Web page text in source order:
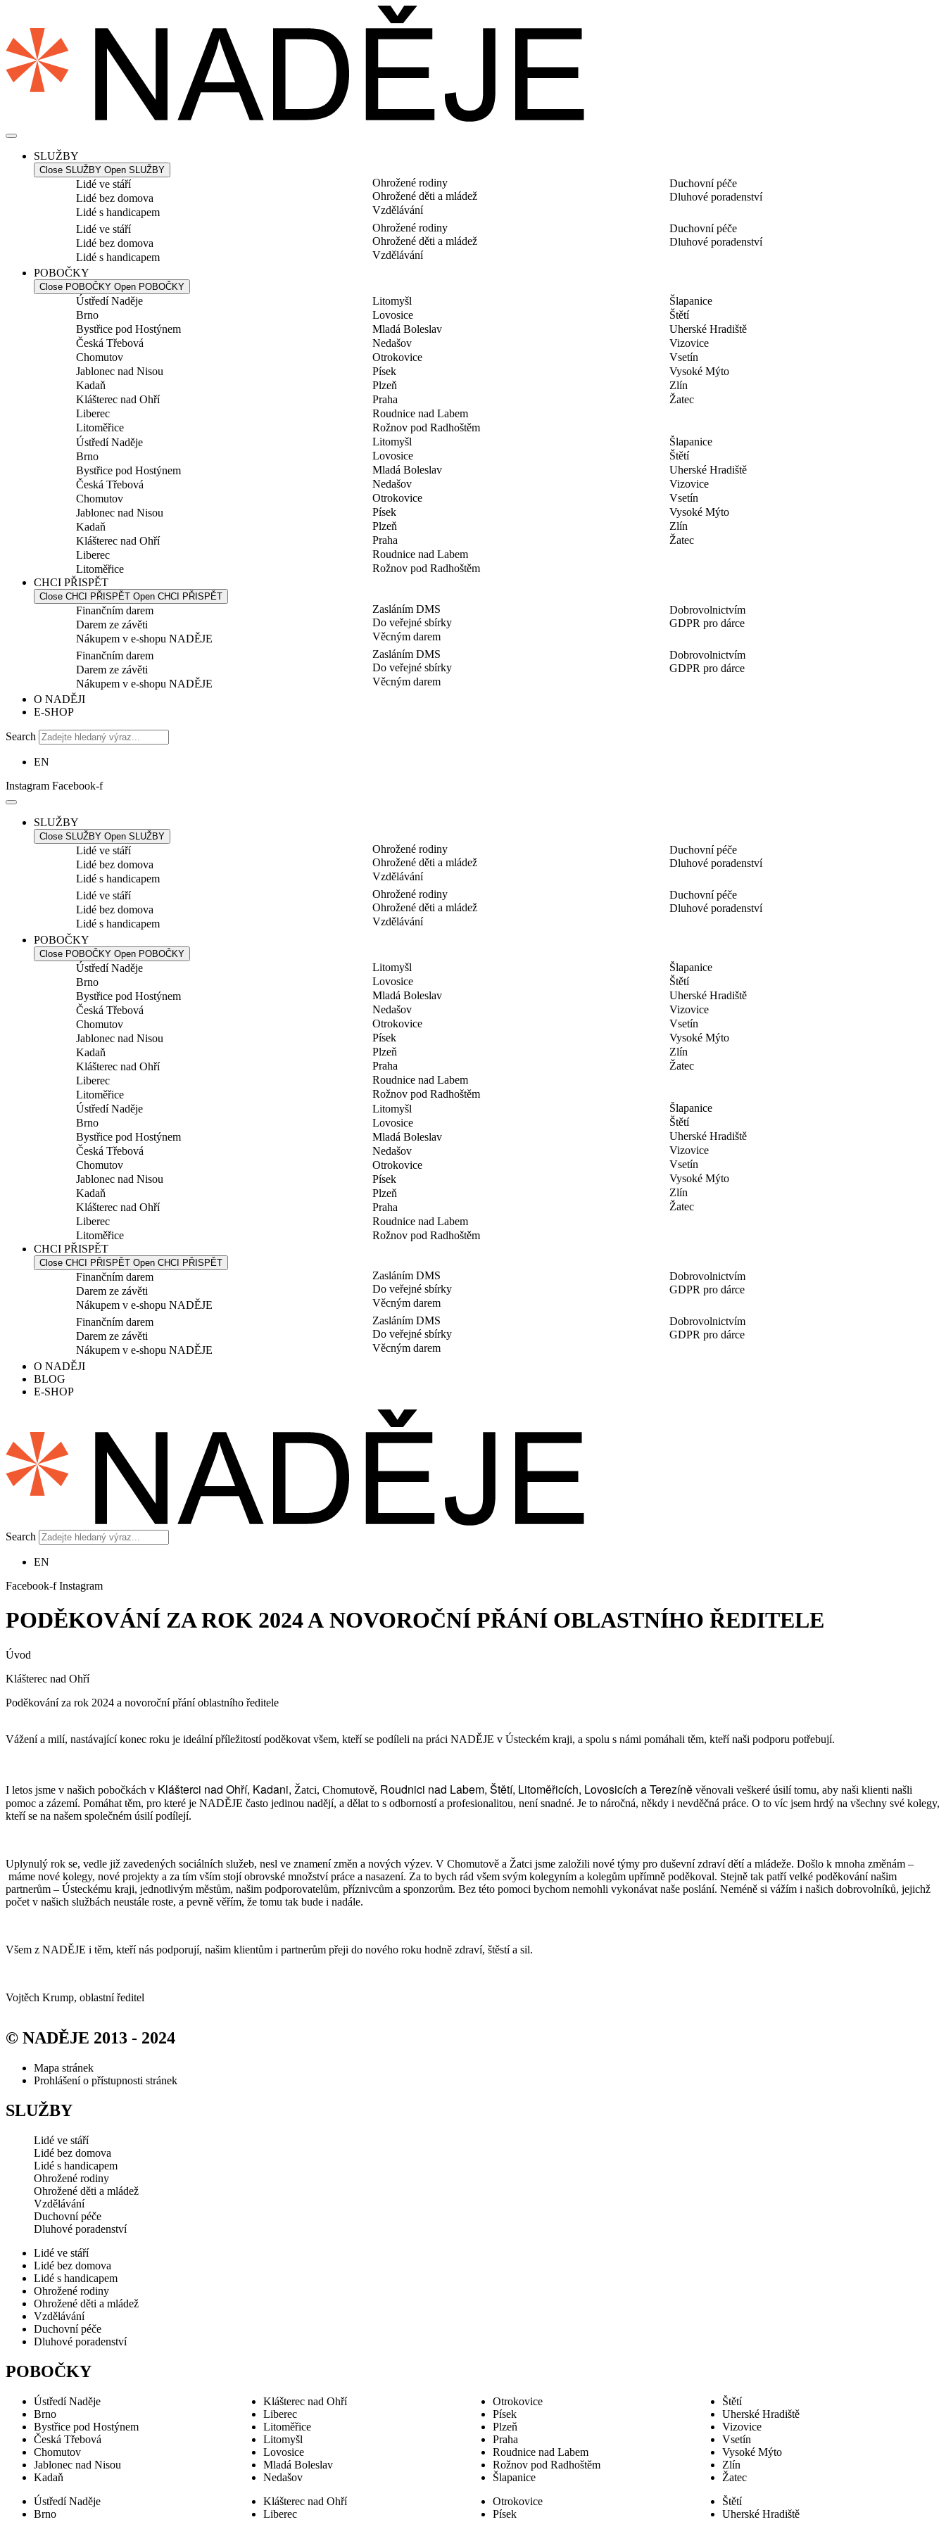
obsahu
SLUŽBY
Close SLUŽBY Open SLUŽBY
Lidé ve stáří
Lidé bez domova
Lidé s handicapem
Ohrožené rodiny
Ohrožené děti a mládež
Vzdělávání
Duchovní péče
Dluhové poradenství
Lidé ve stáří
Lidé bez domova
Lidé s handicapem
Ohrožené rodiny
Ohrožené děti a mládež
Vzdělávání
Duchovní péče
Dluhové poradenství
POBOČKY
Close POBOČKY Open POBOČKY
Ústředí Naděje
Brno
Bystřice pod Hostýnem
Česká Třebová
Chomutov
Jablonec nad Nisou
Kadaň
Klášterec nad Ohří
Liberec
Litoměřice
Litomyšl
Lovosice
Mladá Boleslav
Nedašov
Otrokovice
Písek
Plzeň
Praha
Roudnice nad Labem
Rožnov pod Radhoštěm
Šlapanice
Štětí
Uherské Hradiště
Vizovice
Vsetín
Vysoké Mýto
Zlín
Žatec
Ústředí Naděje
Brno
Bystřice pod Hostýnem
Česká Třebová
Chomutov
Jablonec nad Nisou
Kadaň
Klášterec nad Ohří
Liberec
Litoměřice
Litomyšl
Lovosice
Mladá Boleslav
Nedašov
Otrokovice
Písek
Plzeň
Praha
Roudnice nad Labem
Rožnov pod Radhoštěm
Šlapanice
Štětí
Uherské Hradiště
Vizovice
Vsetín
Vysoké Mýto
Zlín
Žatec
CHCI PŘISPĚT
Close CHCI PŘISPĚT Open CHCI PŘISPĚT
Finančním darem
Darem ze závěti
Nákupem v e-shopu NADĚJE
Zasláním DMS
Do veřejné sbírky
Věcným darem
Dobrovolnictvím
GDPR pro dárce
Finančním darem
Darem ze závěti
Nákupem v e-shopu NADĚJE
Zasláním DMS
Do veřejné sbírky
Věcným darem
Dobrovolnictvím
GDPR pro dárce
O NADĚJI
E-SHOP
Search
EN
Instagram Facebook-f
SLUŽBY
Close SLUŽBY Open SLUŽBY
Lidé ve stáří
Lidé bez domova
Lidé s handicapem
Ohrožené rodiny
Ohrožené děti a mládež
Vzdělávání
Duchovní péče
Dluhové poradenství
Lidé ve stáří
Lidé bez domova
Lidé s handicapem
Ohrožené rodiny
Ohrožené děti a mládež
Vzdělávání
Duchovní péče
Dluhové poradenství
POBOČKY
Close POBOČKY Open POBOČKY
Ústředí Naděje
Brno
Bystřice pod Hostýnem
Česká Třebová
Chomutov
Jablonec nad Nisou
Kadaň
Klášterec nad Ohří
Liberec
Litoměřice
Litomyšl
Lovosice
Mladá Boleslav
Nedašov
Otrokovice
Písek
Plzeň
Praha
Roudnice nad Labem
Rožnov pod Radhoštěm
Šlapanice
Štětí
Uherské Hradiště
Vizovice
Vsetín
Vysoké Mýto
Zlín
Žatec
Ústředí Naděje
Brno
Bystřice pod Hostýnem
Česká Třebová
Chomutov
Jablonec nad Nisou
Kadaň
Klášterec nad Ohří
Liberec
Litoměřice
Litomyšl
Lovosice
Mladá Boleslav
Nedašov
Otrokovice
Písek
Plzeň
Praha
Roudnice nad Labem
Rožnov pod Radhoštěm
Šlapanice
Štětí
Uherské Hradiště
Vizovice
Vsetín
Vysoké Mýto
Zlín
Žatec
CHCI PŘISPĚT
Close CHCI PŘISPĚT Open CHCI PŘISPĚT
Finančním darem
Darem ze závěti
Nákupem v e-shopu NADĚJE
Zasláním DMS
Do veřejné sbírky
Věcným darem
Dobrovolnictvím
GDPR pro dárce
Finančním darem
Darem ze závěti
Nákupem v e-shopu NADĚJE
Zasláním DMS
Do veřejné sbírky
Věcným darem
Dobrovolnictvím
GDPR pro dárce
O NADĚJI
BLOG
E-SHOP
Search
EN
Facebook-f Instagram
PODĚKOVÁNÍ ZA ROK 2024 A NOVOROČNÍ PŘÁNÍ OBLASTNÍHO ŘEDITELE
Úvod
Klášterec nad Ohří
Poděkování za rok 2024 a novoroční přání oblastního ředitele
Vážení a milí, nastávající konec roku je ideální příležitostí poděkovat všem, kteří se podíleli na práci NADĚJE v Ústeckém kraji, a spolu s námi pomáhali těm, kteří naši podporu potřebují.
I letos jsme v našich pobočkách v Klášterci nad Ohří, Kadani, Žatci, Chomutově, Roudnici nad Labem, Štětí, Litoměřicích, Lovosicích a Terezíně věnovali veškeré úsilí tomu, aby naši klienti našli
pomoc a zázemí. Pomáhat těm, pro které je NADĚJE často jedinou nadějí, a dělat to s odborností a profesionalitou, není snadné. Je to náročná, někdy i nevděčná práce. O to víc jsem hrdý na všechny své kolegy,
kteří se na našem společném úsilí podílejí.
Uplynulý rok se, vedle již zavedených sociálních služeb, nesl ve znamení změn a nových výzev. V Chomutově a Žatci jsme založili nové týmy pro duševní zdraví dětí a mládeže. Došlo k mnoha změnám –
máme nové kolegy, nové projekty a za tím vším stojí obrovské množství práce a nasazení. Za to bych rád všem svým kolegyním a kolegům upřímně poděkoval. Stejně tak patří velké poděkování našim
partnerům – Ústeckému kraji, jednotlivým městům, našim podporovatelům, příznivcům a sponzorům. Bez této pomoci bychom nemohli vykonávat naše poslání. Neméně si vážím i našich dobrovolníků, jejichž
počet v našich službách neustále roste, a pevně věřím, že tomu tak bude i nadále.
Všem z NADĚJE i těm, kteří nás podporují, našim klientům i partnerům přeji do nového roku hodně zdraví, štěstí a sil.
Vojtěch Krump, oblastní ředitel
© NADĚJE 2013 - 2024
Mapa stránek
Prohlášení o přístupnosti stránek
SLUŽBY
Lidé ve stáří
Lidé bez domova
Lidé s handicapem
Ohrožené rodiny
Ohrožené děti a mládež
Vzdělávání
Duchovní péče
Dluhové poradenství
Lidé ve stáří
Lidé bez domova
Lidé s handicapem
Ohrožené rodiny
Ohrožené děti a mládež
Vzdělávání
Duchovní péče
Dluhové poradenství
POBOČKY
Ústředí Naděje
Brno
Bystřice pod Hostýnem
Česká Třebová
Chomutov
Jablonec nad Nisou
Kadaň
Klášterec nad Ohří
Liberec
Litoměřice
Litomyšl
Lovosice
Mladá Boleslav
Nedašov
Otrokovice
Písek
Plzeň
Praha
Roudnice nad Labem
Rožnov pod Radhoštěm
Šlapanice
Štětí
Uherské Hradiště
Vizovice
Vsetín
Vysoké Mýto
Zlín
Žatec
Ústředí Naděje
Brno
Klášterec nad Ohří
Liberec
Otrokovice
Písek
Štětí
Uherské Hradiště